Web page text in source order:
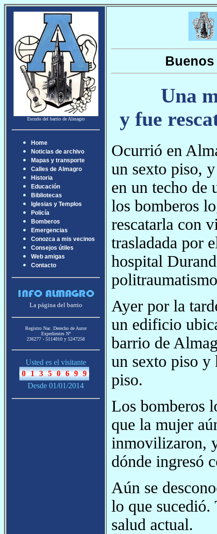
Escudo del barrio de Almagro
Home
Noticias de archivo
Mapas y transporte
Calles de Almagro
Historia
Educación
Bibliotecas
Iglesias y Templos
Policía
Bomberos
Emergencias
Conozca a mis vecinos
Consejos útiles
Web amigas
Contacto
La página del barrio
Registro Nac. Derecho de Autor
Expedientes Nª
236277 - 5114810 y 5247258
Usted es el visitante
Desde 01/01/2014
Buenos
Una
y fue
Ocurrió en
un sexto piso,
en un techo de
los bomberos
rescatarla con
trasladada por
hospital
Ayer por la
un edificio
barrio de
un sexto piso y
piso.
Los bomberos
que la mujer
inmovilizaron,
dónde ingresó
Aún se
lo que sucedió.
salud actual.